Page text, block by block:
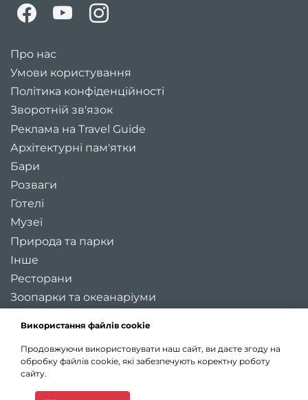
Використання файлів cookie
Продовжуючи використовувати наш сайт, ви даєте згоду на
обробку файлів cookie, які забезпечують коректну роботу
сайту.
Про нас
Умови користування
Політика конфіденційності
Зворотній зв'язок
Реклама на Travel Guide
Архітектурні пам'ятки
Бари
Розваги
Готелі
Музеї
Природа та парки
Інше
Ресторани
Зоопарки та океанаріуми
Регіони України
Туристичні міста України
Карта України
Статті